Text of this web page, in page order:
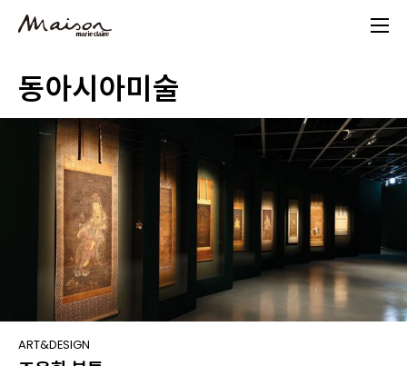
content
동아시아미술
조용한
ART&DESIGN